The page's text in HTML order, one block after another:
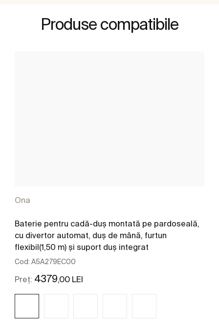
Produse compatibile
Ona
Baterie pentru cadă-duș montată pe pardoseală,
cu divertor automat, duș de mână, furtun
flexibil(1,50 m) și suport duș integrat
Cod: A5A279EC00
Preț: 4379,00 LEI